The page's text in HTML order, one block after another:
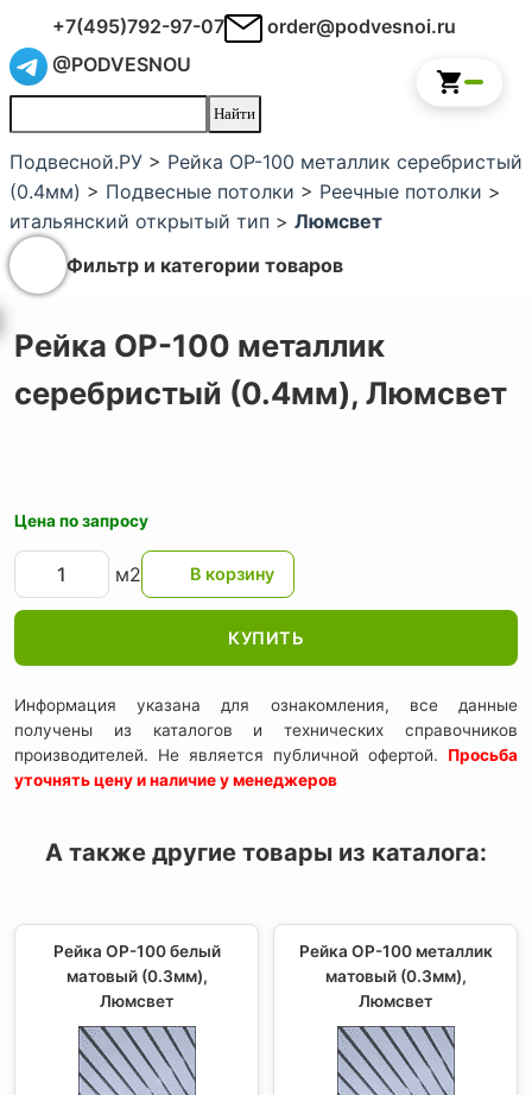
+7(495)792-97-07
order@podvesnoi.ru
@PODVESNOU
Подвесной.РУ > Рейка ОР-100 металлик серебристый
(0.4мм) > Подвесные потолки > Реечные потолки >
итальянский открытый тип > Люмсвет
Фильтр и категории товаров
Рейка ОР-100 металлик
серебристый (0.4мм), Люмсвет
Цена по запросу
м2
КУПИТЬ
Информация указана для ознакомления, все данные
получены из каталогов и технических справочников
производителей. Не является публичной офертой. Просьба
уточнять цену и наличие у менеджеров
А также другие товары из каталога:
Рейка ОР-100 белый
матовый (0.3мм),
Люмсвет
Рейка ОР-100 металлик
матовый (0.3мм),
Люмсвет